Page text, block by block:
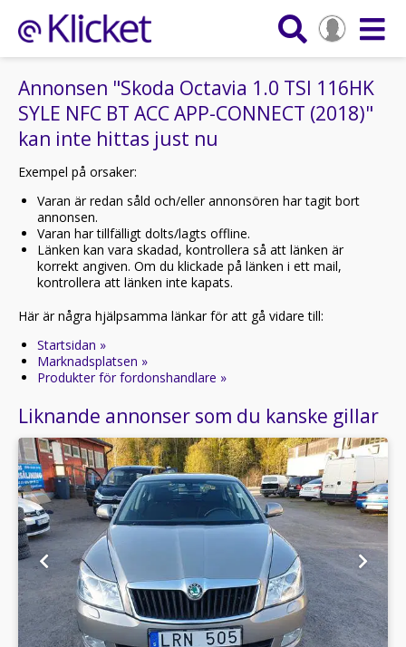
Annonsen "Skoda Octavia 1.0 TSI 116HK
SYLE NFC BT ACC APP-CONNECT (2018)"
kan inte hittas just nu
Exempel på orsaker:
Varan är redan såld och/eller annonsören har tagit bort
annonsen.
Varan har tillfälligt dolts/lagts offline.
Länken kan vara skadad, kontrollera så att länken är
korrekt angiven. Om du klickade på länken i ett mail,
kontrollera att länken inte kapats.
Här är några hjälpsamma länkar för att gå vidare till:
Startsidan »
Marknadsplatsen »
Produkter för fordonshandlare »
Liknande annonser som du kanske gillar